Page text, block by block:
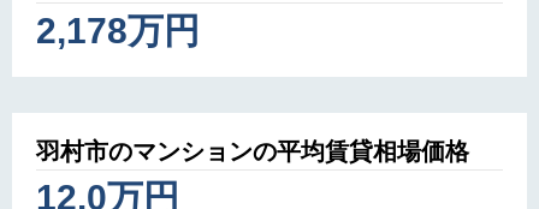
2,178万円
羽村市のマンションの平均賃貸相場価格
12.0万円